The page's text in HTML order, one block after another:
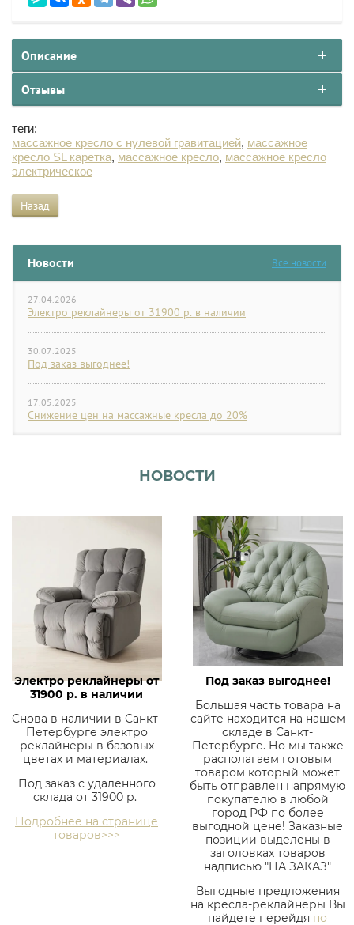
Новости Все новости
27.04.2026
Электро реклайнеры от 31900 р. в наличии
30.07.2025
Под заказ выгоднее!
17.05.2025
Снижение цен на массажные кресла до 20%
Описание
Отзывы
теги:
массажное кресло с нулевой гравитацией, массажное
кресло SL каретка, массажное кресло, массажное кресло
электрическое
Назад
НОВОСТИ
Электро реклайнеры от
31900 р. в наличии
Снова в наличии в Санкт-
Петербурге электро
реклайнеры в базовых
цветах и материалах.
Под заказ с удаленного
склада от 31900 р.
Подробнее на странице
товаров>>>
Под заказ выгоднее!
Большая часть товара на
сайте находится на нашем
складе в Санкт-
Петербурге. Но мы также
располагаем готовым
товаром который может
быть отправлен напрямую
покупателю в любой
город РФ по более
выгодной цене! Заказные
позиции выделены в
заголовках товаров
надписью "НА ЗАКАЗ"
Выгодные предложения
на кресла-реклайнеры Вы
найдете перейдя по